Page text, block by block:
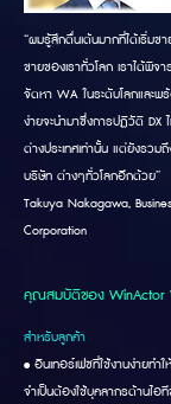
“ผมรู้สึกตื่นเต้นมากที่ได้เริ่ม
ขายของเราทั่วโลก เราได้พิ
จัดหา WA ในระดับโลกและ
ง่ายจะนำมาซึ่งการปฏิวัติ
ต่างประเทศเท่านั้น แต่ยังรวม
บริษัท ต่างๆทั่วโลกอีกด้วย”
Takuya Nakagawa,
Corporation
คุณสมบัติของ WinActor
สำหรับลูกค้า
• อินเทอร์เฟซที่ใช้งานง่ายทำ
จำเป็นต้องใช้บุคลากรด้านไอ